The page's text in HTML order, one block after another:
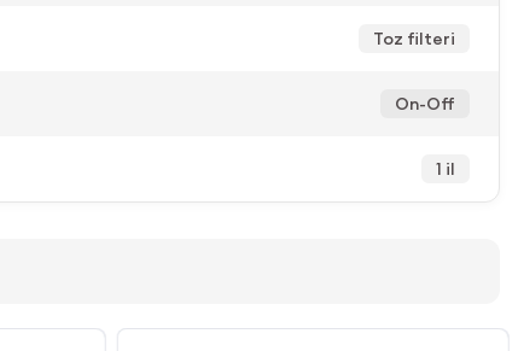
Toz filteri
On-Off
1 il